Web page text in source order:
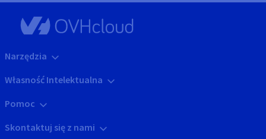
Narzędzia
Własność Intelektualna
Pomoc
Skontaktuj się z nami